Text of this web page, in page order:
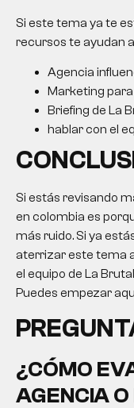
Si este tema ya te
recursos te ayudan
Agencia
Marketing
Briefing de La
hablar con el
Si estás revisando
en colombia es
más ruido. Si ya
aterrizar este tema
el equipo de La
Puedes empezar
¿CÓMO
AGENCIA